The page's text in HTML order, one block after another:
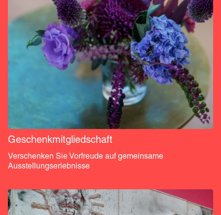
Geschenkmitgliedschaft
Verschenken Sie Vorfreude auf gemeinsame
Ausstellungserlebnisse